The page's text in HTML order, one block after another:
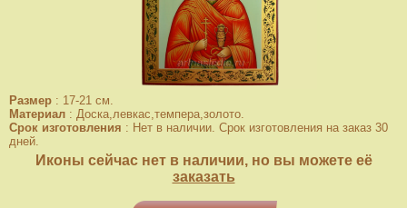
Размер : 17-21 см.
Материал : Доска,левкас,темпера,золото.
Срок изготовления : Нет в наличии. Срок изготовления на заказ 30
дней.
Иконы сейчас нет в наличии, но вы можете её
заказать